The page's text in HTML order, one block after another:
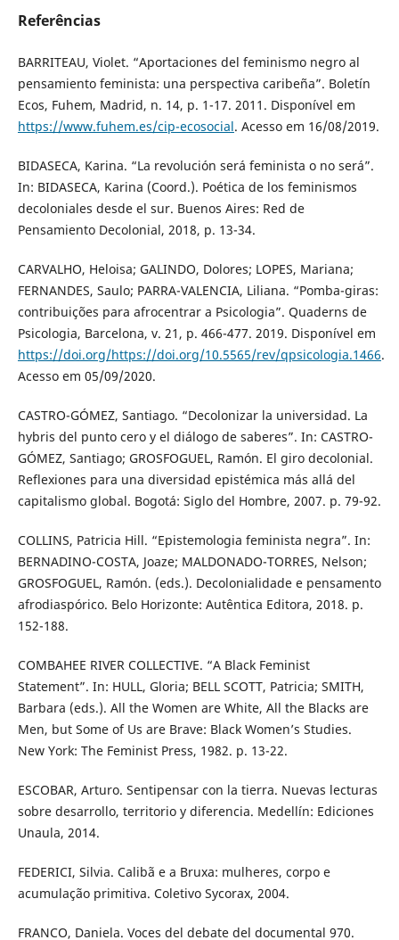
Referências
BARRITEAU, Violet. “Aportaciones del feminismo negro al
pensamiento feminista: una perspectiva caribeña”. Boletín
Ecos, Fuhem, Madrid, n. 14, p. 1-17. 2011. Disponível em
https://www.fuhem.es/cip-ecosocial. Acesso em 16/08/2019.
BIDASECA, Karina. “La revolución será feminista o no será”.
In: BIDASECA, Karina (Coord.). Poética de los feminismos
decoloniales desde el sur. Buenos Aires: Red de
Pensamiento Decolonial, 2018, p. 13-34.
CARVALHO, Heloisa; GALINDO, Dolores; LOPES, Mariana;
FERNANDES, Saulo; PARRA-VALENCIA, Liliana. “Pomba-giras:
contribuições para afrocentrar a Psicologia”. Quaderns de
Psicologia, Barcelona, v. 21, p. 466-477. 2019. Disponível em
https://doi.org/https://doi.org/10.5565/rev/qpsicologia.1466.
Acesso em 05/09/2020.
CASTRO-GÓMEZ, Santiago. “Decolonizar la universidad. La
hybris del punto cero y el diálogo de saberes”. In: CASTRO-
GÓMEZ, Santiago; GROSFOGUEL, Ramón. El giro decolonial.
Reflexiones para una diversidad epistémica más allá del
capitalismo global. Bogotá: Siglo del Hombre, 2007. p. 79-92.
COLLINS, Patricia Hill. “Epistemologia feminista negra”. In:
BERNADINO-COSTA, Joaze; MALDONADO-TORRES, Nelson;
GROSFOGUEL, Ramón. (eds.). Decolonialidade e pensamento
afrodiaspórico. Belo Horizonte: Autêntica Editora, 2018. p.
152-188.
COMBAHEE RIVER COLLECTIVE. “A Black Feminist
Statement”. In: HULL, Gloria; BELL SCOTT, Patricia; SMITH,
Barbara (eds.). All the Women are White, All the Blacks are
Men, but Some of Us are Brave: Black Women’s Studies.
New York: The Feminist Press, 1982. p. 13-22.
ESCOBAR, Arturo. Sentipensar con la tierra. Nuevas lecturas
sobre desarrollo, territorio y diferencia. Medellín: Ediciones
Unaula, 2014.
FEDERICI, Silvia. Calibã e a Bruxa: mulheres, corpo e
acumulação primitiva. Coletivo Sycorax, 2004.
FRANCO, Daniela. Voces del debate del documental 970.